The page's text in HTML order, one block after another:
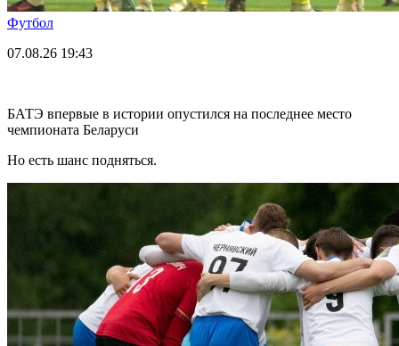
Футбол
07.08.26 19:43
БАТЭ впервые в истории опустился на последнее место
чемпионата Беларуси
Но есть шанс подняться.